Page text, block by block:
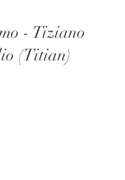
- Tiziano
(Titian)